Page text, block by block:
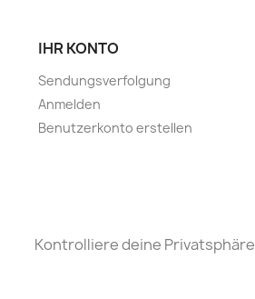
IHR KONTO
Sendungsverfolgung
Anmelden
Benutzerkonto erstellen
Kontrolliere deine Privatsphäre